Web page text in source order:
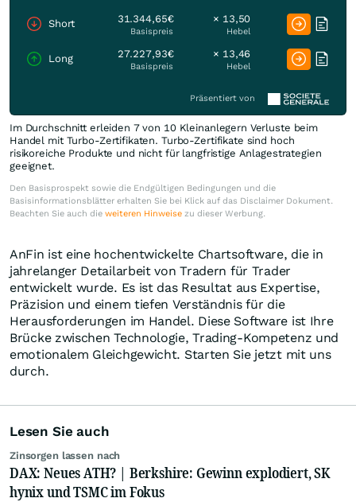
Short 31.344,65€
Basispreis
× 13,50
Hebel
Long 27.227,93€
Basispreis
× 13,46
Hebel
Präsentiert von
Im Durchschnitt erleiden 7 von 10 Kleinanlegern Verluste beim
Handel mit Turbo-Zertifikaten. Turbo-Zertifikate sind hoch
risikoreiche Produkte und nicht für langfristige Anlagestrategien
geeignet.
Den Basisprospekt sowie die Endgültigen Bedingungen und die
Basisinformationsblätter erhalten Sie bei Klick auf das Disclaimer Dokument.
Beachten Sie auch die weiteren Hinweise zu dieser Werbung.
AnFin ist eine hochentwickelte Chartsoftware, die in
jahrelanger Detailarbeit von Tradern für Trader
entwickelt wurde. Es ist das Resultat aus Expertise,
Präzision und einem tiefen Verständnis für die
Herausforderungen im Handel. Diese Software ist Ihre
Brücke zwischen Technologie, Trading-Kompetenz und
emotionalem Gleichgewicht. Starten Sie jetzt mit uns
durch.
Lesen Sie auch
Zinsorgen lassen nach
DAX: Neues ATH? | Berkshire: Gewinn explodiert, SK
hynix und TSMC im Fokus